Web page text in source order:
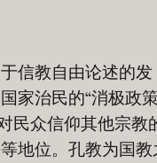
信教自由论述的发
家治民的“消极政
民众信仰其他宗教
地位。孔教为国教